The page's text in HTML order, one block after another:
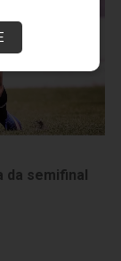
da semifinal